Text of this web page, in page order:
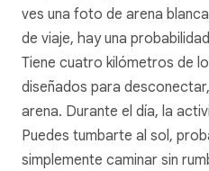
ves una foto de arena
de viaje, hay una
Tiene cuatro kilómetros de
diseñados para
arena. Durante el día, la
Puedes tumbarte al sol,
simplemente caminar sin